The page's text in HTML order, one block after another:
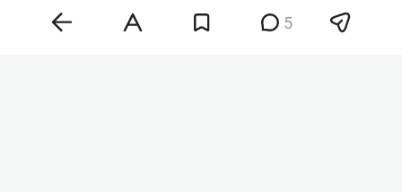
сообщают «
Известия
» со ссылкой на письмо
5